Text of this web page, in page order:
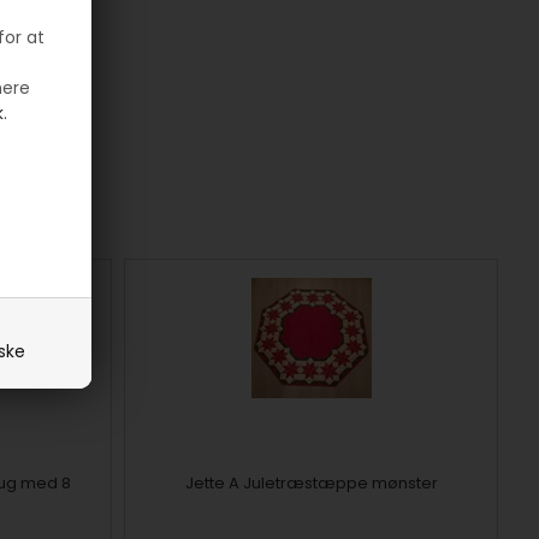
at
med 8 Jette A Juletræstæppe mønster